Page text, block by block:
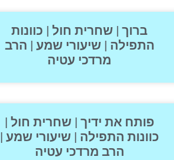
ברוך | שחרית חול | כוונות
התפילה | שיעורי שמע | הרב
מרדכי עטיה
פותח את ידיך | שחרית חול |
כוונות התפילה | שיעורי שמע |
הרב מרדכי עטיה